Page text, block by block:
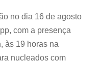
no dia 16 de agosto
com a presença
às 19 horas na
nucleados com